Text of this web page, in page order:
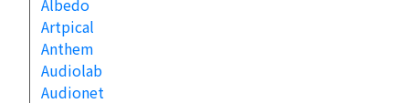
Albedo
Artpical
Anthem
Audiolab
Audionet